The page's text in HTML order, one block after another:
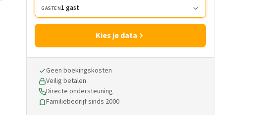
GASTEN1 gast
Kies je data
Geen boekingskosten
Veilig betalen
Directe ondersteuning
Familiebedrijf sinds 2000